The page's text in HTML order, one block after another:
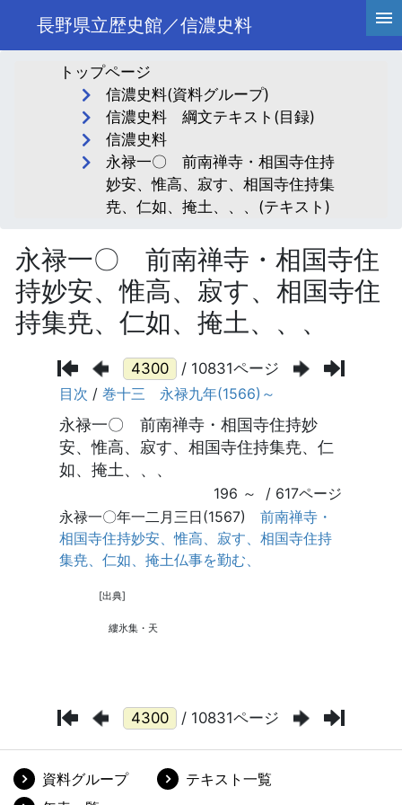
長野県立歴史館／信濃史料
トップページ
信濃史料(資料グループ)
信濃史料 綱文テキスト(目録)
信濃史料
永禄一〇 前南禅寺・相国寺住持
妙安、惟高、寂す、相国寺住持集
尭、仁如、掩土、、、(テキスト)
永禄一〇 前南禅寺・相国寺住
持妙安、惟高、寂す、相国寺住
持集尭、仁如、掩土、、、
/ 10831ページ
/ 10831ページ
資料グループ
テキスト一覧